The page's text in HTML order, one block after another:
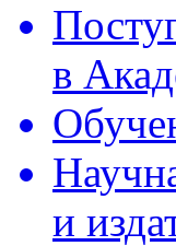
в
и